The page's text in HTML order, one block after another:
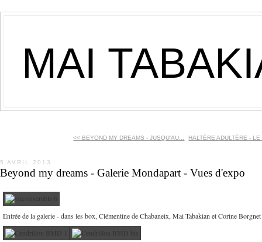
MAI
<< BEYOND MY DREAMS - JUSQU'AU... HALTÈRE ADULTÈRE -
5 AVRIL 2013
Beyond my dreams - Galerie Mondapart - Vues d'expo
Entrée de la galerie - dans les box, Clémentine de Chabaneix, Mai Tabakian et Corine Borgnet